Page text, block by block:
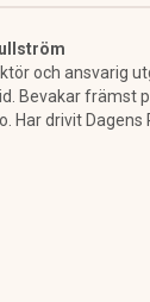
och ansvarig
Bevakar främst
Har drivit Dagens